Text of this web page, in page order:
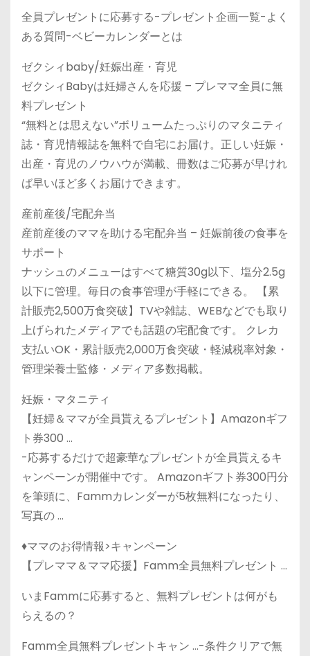
全員プレゼントに応募する-プレゼント企画一覧-よく
ある質問-ベビーカレンダーとは
ゼクシィbaby/妊娠出産・育児
ゼクシィBabyは妊婦さんを応援 – プレママ全員に無
料プレゼント
“無料とは思えない”ボリュームたっぷりのマタニティ
誌・育児情報誌を無料で自宅にお届け。正しい妊娠・
出産・育児のノウハウが満載、冊数はご応募が早けれ
ば早いほど多くお届けできます。
産前産後/宅配弁当
産前産後のママを助ける宅配弁当 – 妊娠前後の食事を
サポート
ナッシュのメニューはすべて糖質30g以下、塩分2.5g
以下に管理。毎日の食事管理が手軽にできる。 【累
計販売2,500万食突破】TVや雑誌、WEBなどでも取り
上げられたメディアでも話題の宅配食です。 クレカ
支払いOK・累計販売2,000万食突破・軽減税率対象・
管理栄養士監修・メディア多数掲載。
妊娠・マタニティ
【妊婦＆ママが全員貰えるプレゼント】Amazonギフ
ト券300 …
-応募するだけで超豪華なプレゼントが全員貰えるキ
ャンペーンが開催中です。 Amazonギフト券300円分
を筆頭に、Fammカレンダーが5枚無料になったり、
写真の …
♦ママのお得情報>キャンペーン
【プレママ＆ママ応援】Famm全員無料プレゼント …
いまFammに応募すると、無料プレゼントは何がも
らえるの？
Famm全員無料プレゼントキャン …-条件クリアで無